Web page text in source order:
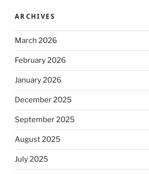
ARCHIVES
March 2026
February 2026
January 2026
December 2025
September 2025
August 2025
July 2025